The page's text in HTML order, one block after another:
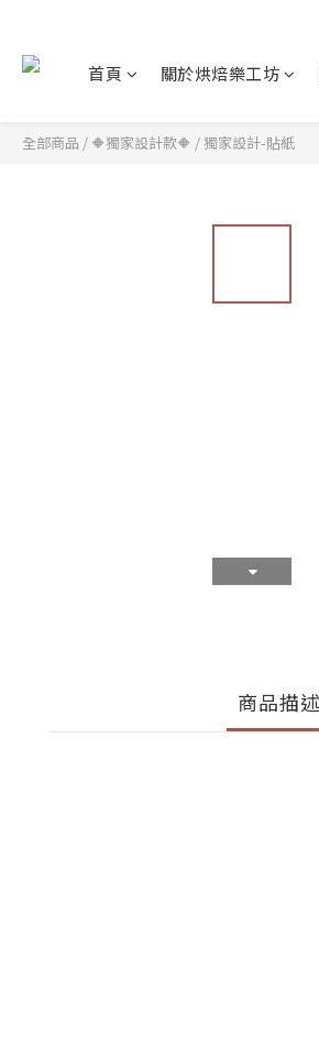
首頁 關於烘焙樂工坊
全部商品 / 🔶獨家設計款🔶 / 獨家設計-貼紙
商品描述